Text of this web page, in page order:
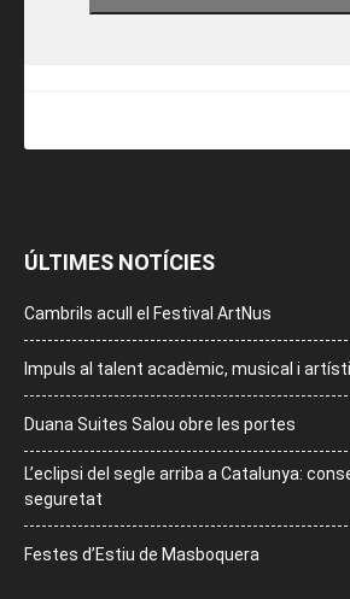
ÚLTIMES NOTÍCIES
Cambrils acull el Festival ArtNus
Impuls al talent acadèmic, musical i
Duana Suites Salou obre les portes
L’eclipsi del segle arriba a Catalunya:
seguretat
Festes d’Estiu de Masboquera